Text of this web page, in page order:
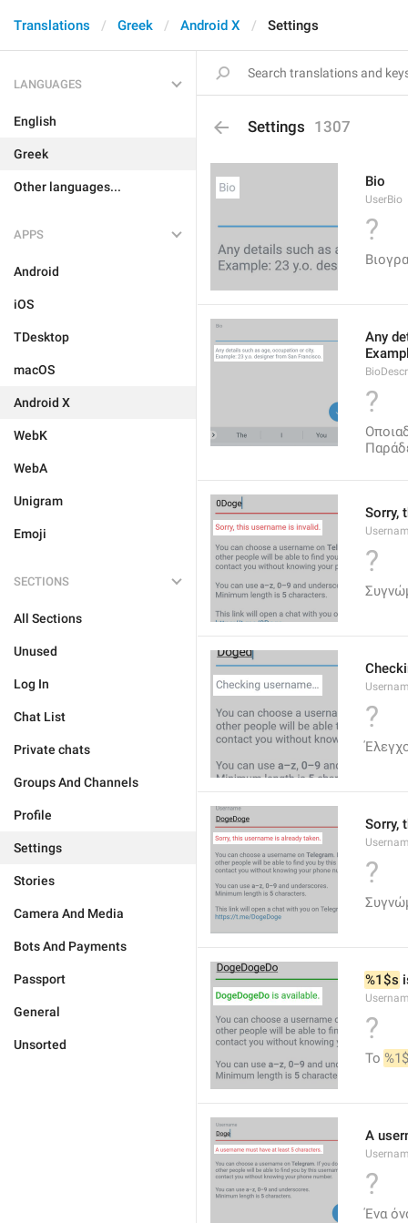
Translations Greek Android X Settings
LANGUAGES
English
Greek
Other languages...
APPS
Android
iOS
TDesktop
macOS
Android X
WebK
WebA
Unigram
Emoji
SECTIONS
All Sections
Unused
Log In
Chat List
Private chats
Groups And Channels
Profile
Settings
Stories
Camera And Media
Bots And Payments
Passport
General
Unsorted
Settings 1307
Bio
UserBio
?
Any
?
Sorry,
?
?
Sorry,
?
%1$s
?
Το
A
?
Ένα